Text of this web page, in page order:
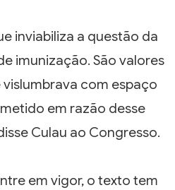
inviabiliza a questão da
imunização. São valores
com espaço
em razão desse
Culau ao Congresso.
em vigor, o texto tem